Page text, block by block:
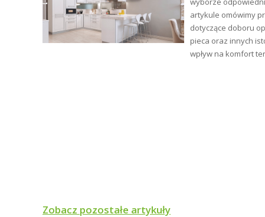
artykule omówimy
dotyczące doboru
pieca oraz innych
wpływ na komfort
Zobacz pozostałe artykuły